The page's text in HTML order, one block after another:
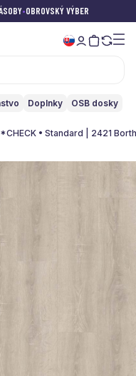
•OBROVSKÝ VÝBER
Doplnky OSB dosky
*CHECK • Standard | 2421